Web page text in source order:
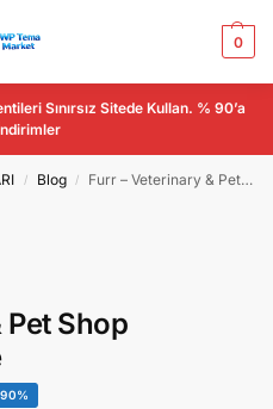
0
Sınırsız Sitede Kullan. % 90’a
/ Blog / Furr – Veterinary & Pet Shop WordPress Theme
Pet Shop